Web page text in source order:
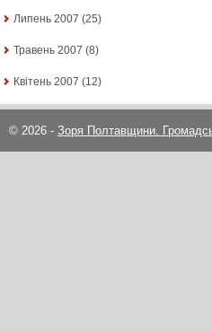
Липень 2007 (25)
Травень 2007 (8)
Квітень 2007 (12)
© 2026 - Зоря Полтавщини.